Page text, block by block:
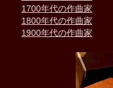
1700年代の作曲家
1800年代の作曲家
1900年代の作曲家